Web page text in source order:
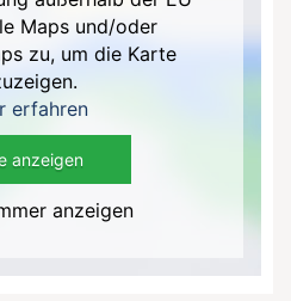
Maps und/oder
zu, um die Karte
erfahren
anzeigen
anzeigen